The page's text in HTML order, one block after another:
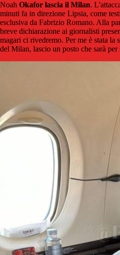
Noah Okafor lascia il Milan.
minuti fa in direzione Lipsia, come
esclusiva da Fabrizio Romano. Alla
breve dichiarazione ai giornalisti
magari ci rivedremo. Per me è stata la
del Milan, lascio un posto che sarà